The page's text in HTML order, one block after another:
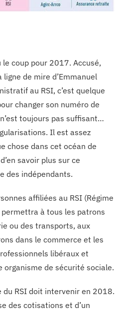
coup pour 2017. Accusé,
de mire d’Emmanuel
au RSI, c’est quelque
changer son numéro de
toujours pas suffisant…
Il est assez
chose dans cet océan de
savoir plus sur ce
des indépendants.
affiliées au RSI (Régime
à tous les patrons
ou des transports, aux
dans le commerce et les
libéraux et
organisme de sécurité sociale.
RSI doit intervenir en 2018.
des cotisations et d’un